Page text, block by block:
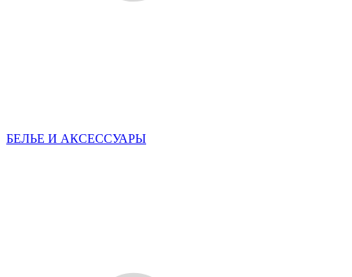
БЕЛЬЕ И АКСЕССУАРЫ